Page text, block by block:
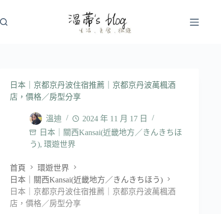
至
日本｜京都京丹波住宿推薦｜京都京丹波萬楓酒
店，價格／房型分享
溫迪
2024 年 11 月 17 日
日本｜關西Kansai(近畿地方／きんきちほ
う), 環遊世界
首頁
環遊世界
日本｜關西Kansai(近畿地方／きんきちほう)
日本｜京都京丹波住宿推薦｜京都京丹波萬楓酒
店，價格／房型分享